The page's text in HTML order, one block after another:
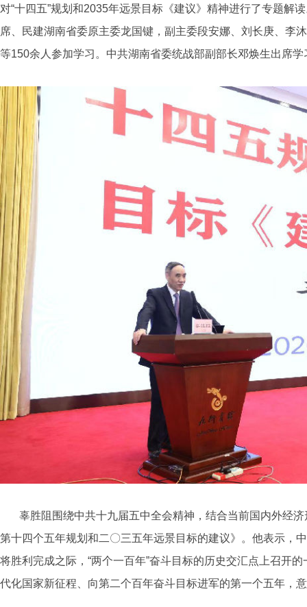
对“十四五”规划和2035年远景目标 《建议》 精神进行了专题解
席、民建湖南省委原主委龙国键，副主委段安娜、刘长庚、李
等150余人 参加学习 。中共湖南省委统战部副部长邓焕生出席学
辜胜阻围绕中共十九届五中全会精神，结合当前国内外经
第十四个五年规划和二〇三五年远景目标的建议》。 他表示，
将胜利完成之际，“两个一百年”奋斗目标的历史交汇点上召开
代化国家新征程、向第二个百年奋斗目标进军的第一个五年，